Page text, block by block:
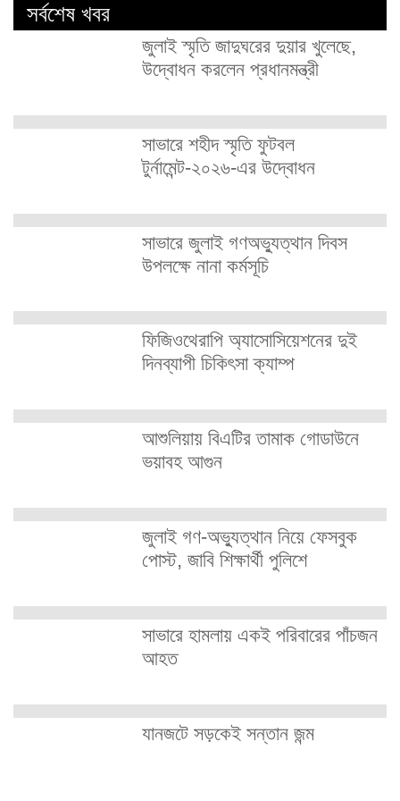
সর্বশেষ খবর
জুলাই স্মৃতি জাদুঘরের দুয়ার খুলেছে,
উদ্বোধন করলেন প্রধানমন্ত্রী
সাভারে শহীদ স্মৃতি ফুটবল
টুর্নামেন্ট-২০২৬-এর উদ্বোধন
সাভারে জুলাই গণঅভ্যুত্থান দিবস
উপলক্ষে নানা কর্মসূচি
ফিজিওথেরাপি অ্যাসোসিয়েশনের দুই
দিনব্যাপী চিকিৎসা ক্যাম্প
আশুলিয়ায় বিএটির তামাক গোডাউনে
ভয়াবহ আগুন
জুলাই গণ-অভ্যুত্থান নিয়ে ফেসবুক
পোস্ট, জাবি শিক্ষার্থী পুলিশে
সাভারে হামলায় একই পরিবারের পাঁচজন
আহত
যানজটে সড়কেই সন্তান জন্ম